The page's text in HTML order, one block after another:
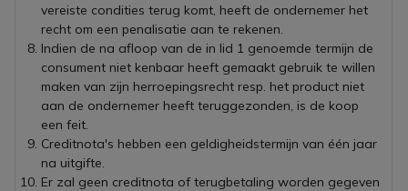
vereiste condities terug komt, heeft de ondernemer het
recht om een penalisatie aan te rekenen.
Indien de na afloop van de in lid 1 genoemde termijn de
consument niet kenbaar heeft gemaakt gebruik te willen
maken van zijn herroepingsrecht resp. het product niet
aan de ondernemer heeft teruggezonden, is de koop
een feit.
Creditnota's hebben een geldigheidstermijn van één jaar
na uitgifte.
Er zal geen creditnota of terugbetaling worden gegeven